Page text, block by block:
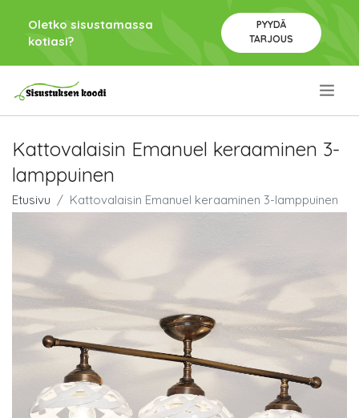
Oletko sisustamassa
kotiasi?
PYYDÄ
TARJOUS
Kattovalaisin Emanuel keraaminen 3-
lamppuinen
Etusivu Kattovalaisin Emanuel keraaminen 3-lamppuinen